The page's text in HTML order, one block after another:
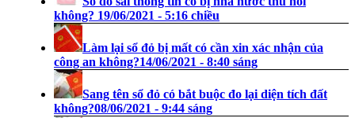
không? 19/06/2021 - 5:16 chiều
Làm lại sổ đỏ bị mất có cần xin xác nhận của
công an không?14/06/2021 - 8:40 sáng
Sang tên sổ đỏ có bắt buộc đo lại diện tích đất
không?08/06/2021 - 9:44 sáng